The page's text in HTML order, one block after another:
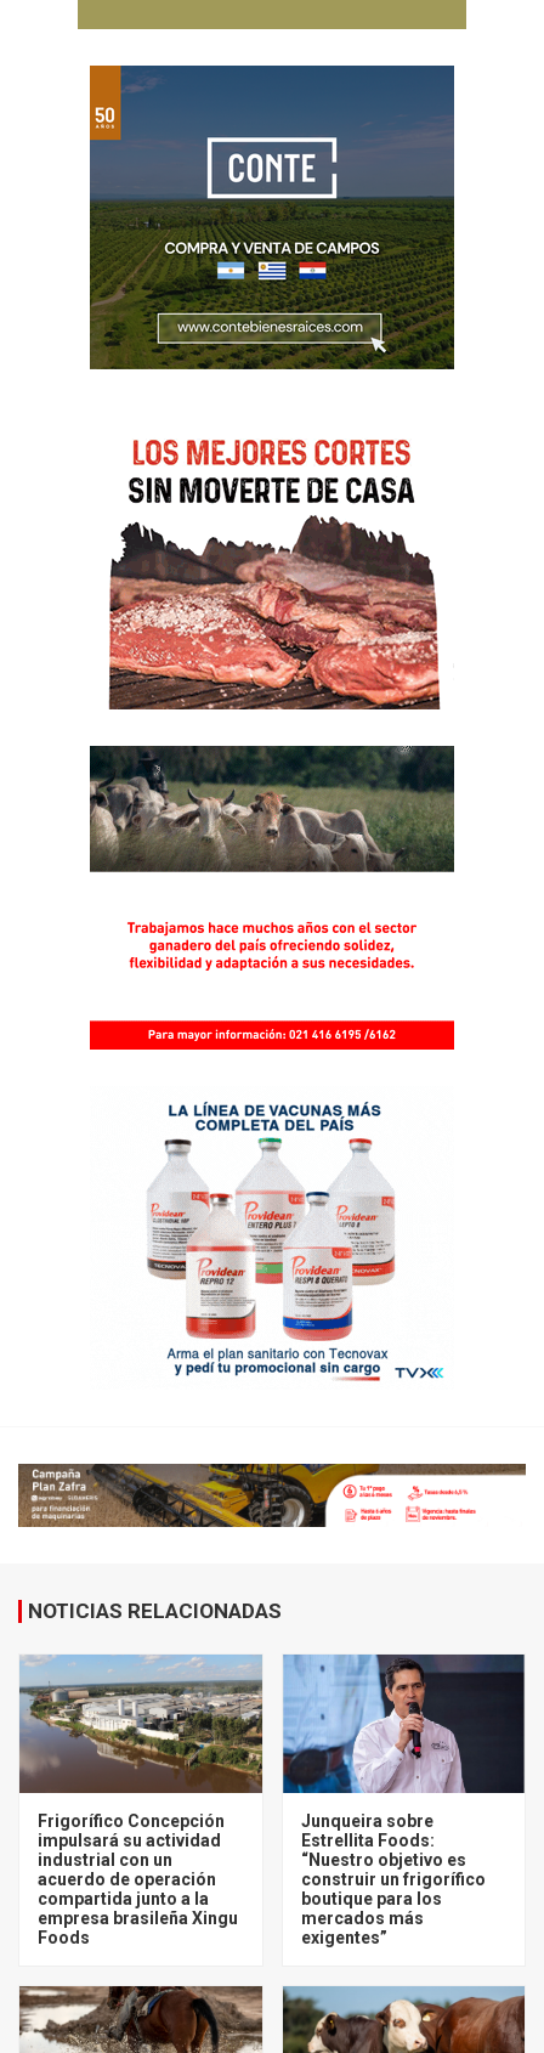
NOTICIAS RELACIONADAS
Frigorífico Concepción
impulsará su actividad
industrial con un
acuerdo de operación
compartida junto a la
empresa brasileña Xingu
Foods
Junqueira sobre
Estrellita Foods:
“Nuestro objetivo es
construir un frigorífico
boutique para los
mercados más
exigentes”